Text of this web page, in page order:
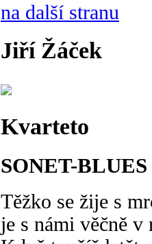
na další stranu
Jiří Žáček
Kvarteto
SONET-
Těžko se žije s
je s námi věčně v